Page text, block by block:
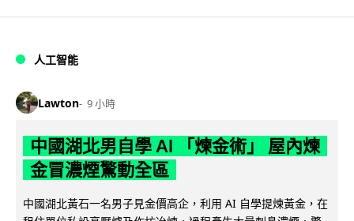
人工智能
Lawton 9 小時
中國湖北男自學 AI 「煉金術」 屋內煉
金冒濃煙驚動全區
中國湖北黃石一名男子見金價高企，利用 AI 自學提煉黃金，在